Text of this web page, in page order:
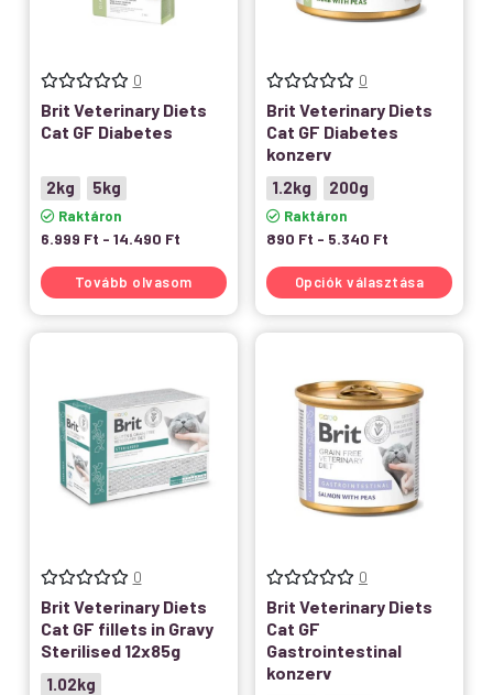
0
Brit Veterinary Diets
Cat GF Diabetes
2kg 5kg
Raktáron
6.999 Ft - 14.490 Ft
Tovább olvasom
0
Brit Veterinary Diets
Cat GF Diabetes
konzerv
1.2kg 200g
Raktáron
890 Ft - 5.340 Ft
Opciók választása
0
Brit Veterinary Diets
Cat GF fillets in Gravy
Sterilised 12x85g
1.02kg
0
Brit Veterinary Diets
Cat GF
Gastrointestinal
konzerv